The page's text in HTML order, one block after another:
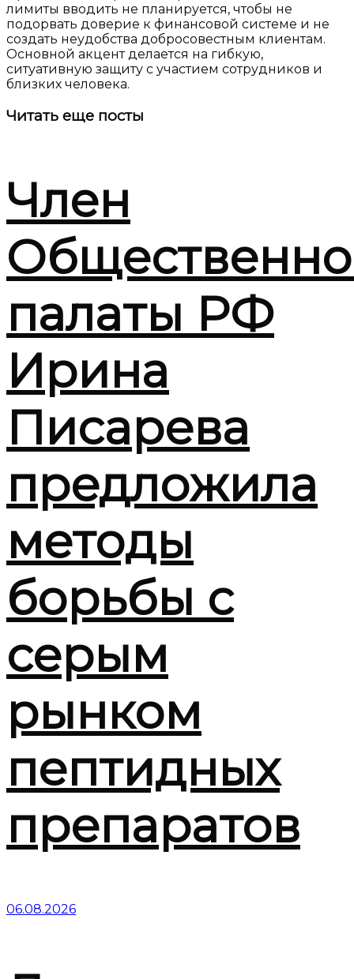
лимиты вводить не планируется, чтобы не
подорвать доверие к финансовой системе и не
создать неудобства добросовестным клиентам.
Основной акцент делается на гибкую,
ситуативную защиту с участием сотрудников и
близких человека.
Читать еще посты
Член
палаты РФ
Ирина
Писарева
предложила
методы
борьбы с
серым
рынком
пептидных
препаратов
06.08.2026